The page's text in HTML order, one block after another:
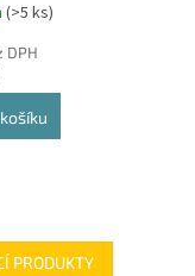
(>5 ks)
DPH
PRODUKTY